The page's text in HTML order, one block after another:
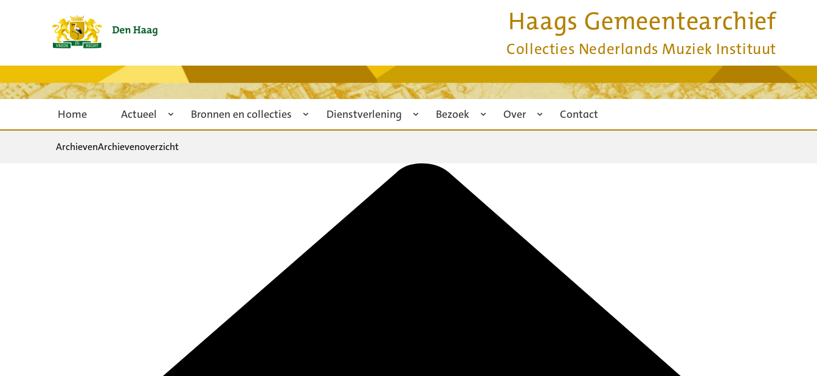
Haags Gemeentearchief
Collecties Nederlands Muziek Instituut
Home Actueel Bronnen en collecties Dienstverlening Bezoek Over Contact
ArchievenArchievenoverzicht